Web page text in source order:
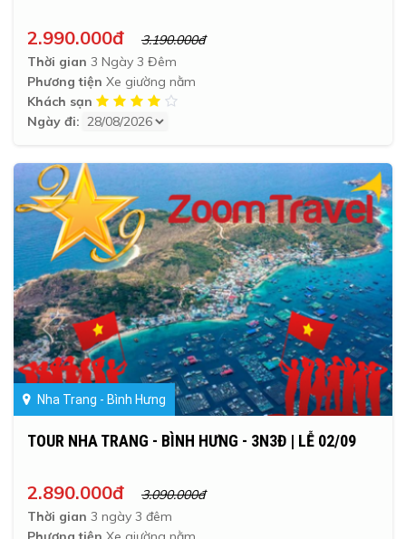
2.990.000đ
3.190.000đ
Thời gian 3 Ngày 3 Đêm
Phương tiện Xe giường nằm
Khách sạn
Ngày đi:
Nha Trang - Bình Hưng
TOUR NHA TRANG - BÌNH HƯNG - 3N3Đ | LỄ 02/09
2.890.000đ
3.090.000đ
Thời gian 3 ngày 3 đêm